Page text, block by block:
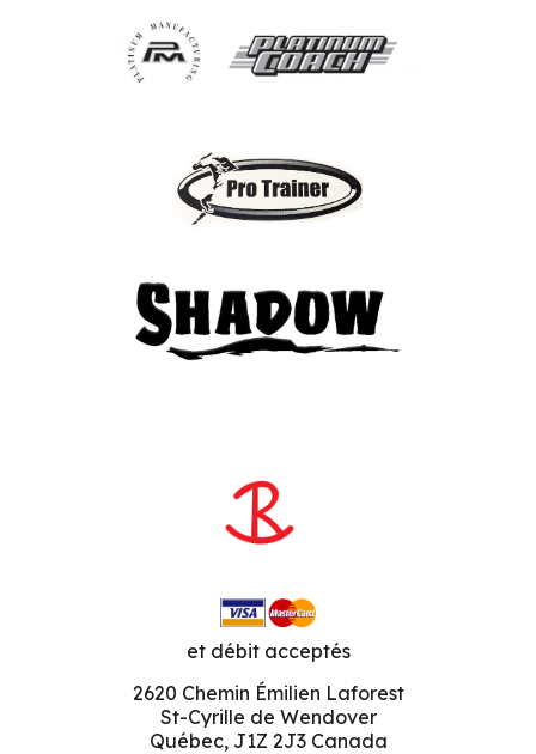
et débit acceptés
2620 Chemin Émilien Laforest
St-Cyrille de Wendover
Québec, J1Z 2J3 Canada